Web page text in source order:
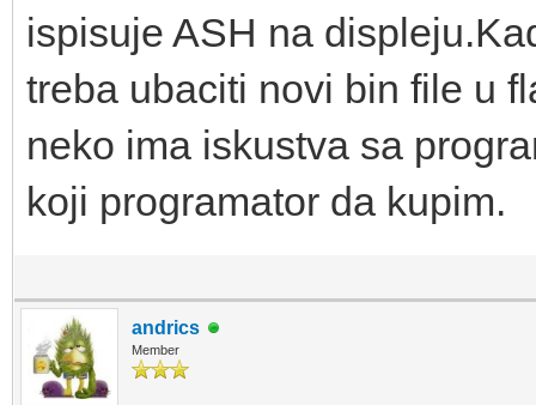
ispisuje ASH na
treba ubaciti novi bin file u
neko ima iskustva sa
koji programator da kupim.
andrics
Member